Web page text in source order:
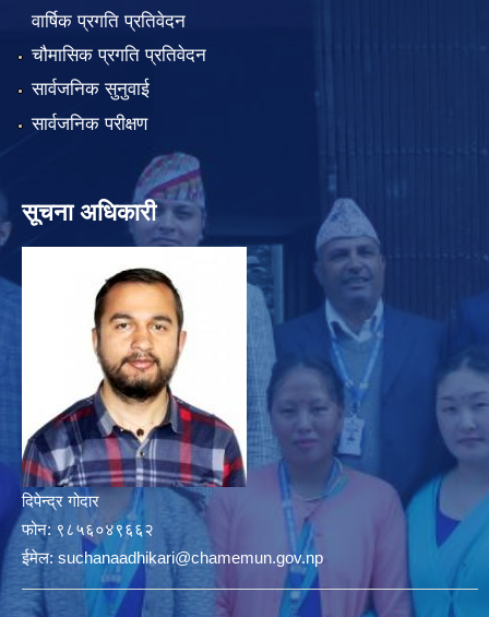
वार्षिक प्रगति प्रतिवेदन
चौमासिक प्रगति प्रतिवेदन
सार्वजनिक सुनुवाई
सार्वजनिक परीक्षण
सूचना अधिकारी
दिपेन्द्र गोदार
फोन: ९८५६०४९६६२
ईमेल: suchanaadhikari@chamemun.gov.np